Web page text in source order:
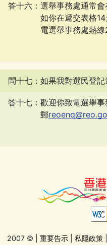
答十六：選舉事務處通常會
如你在遞交表格
電選舉事務處熱線
問十七：如果我對選民登
答十七：歡迎你致電選舉
郵
2007 © 重要告示 私隱政策